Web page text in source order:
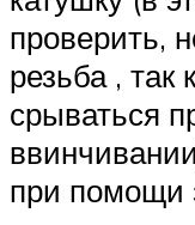
проверить,
резьба , так
срываться
при помощи